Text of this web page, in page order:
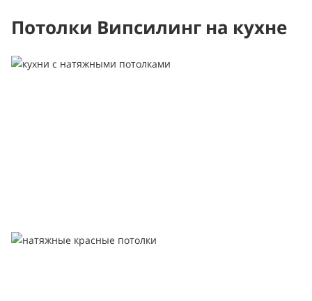
Потолки Випсилинг на кухне